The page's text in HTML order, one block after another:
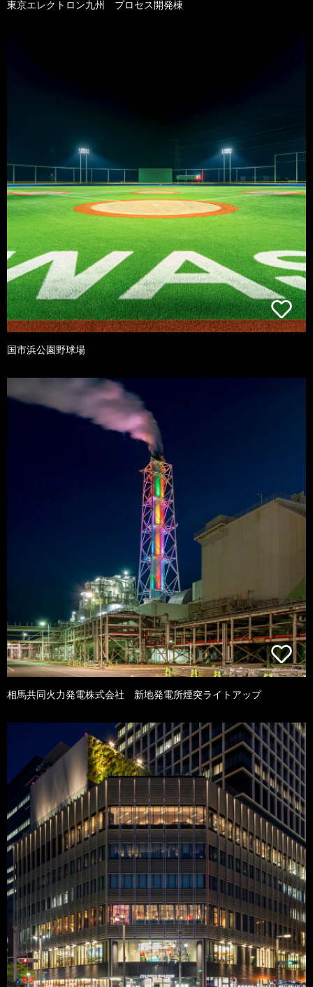
東京エレクトロン九州 プロセス開発棟
国市浜公園野球場
相馬共同火力発電株式会社 新地発電所煙突ライトアップ